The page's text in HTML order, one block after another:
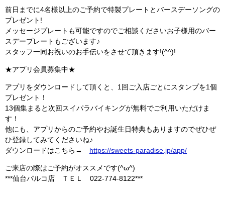
前日までに4名様以上のご予約で特製プレートとバースデーソングの
プレゼント!
メッセージプレートも可能ですのでご相談くださいお子様用のバー
スデープレートもございます♪
スタッフ一同お祝いのお手伝いをさせて頂きます!(^^)!
★アプリ会員募集中★
アプリをダウンロードして頂くと、1回ご入店ごとにスタンプを1個
プレゼント！
13個集まると次回スイパラバイキングが無料でご利用いただけま
す！
他にも、アプリからのご予約やお誕生日特典もありますのでぜひぜ
ひ登録してみてくださいね♪
ダウンロードはこちら→ https://sweets-paradise.jp/app/
ご来店の際はご予約がオススメです(^ω^)
***仙台パルコ店 ＴＥＬ 022-774-8122***